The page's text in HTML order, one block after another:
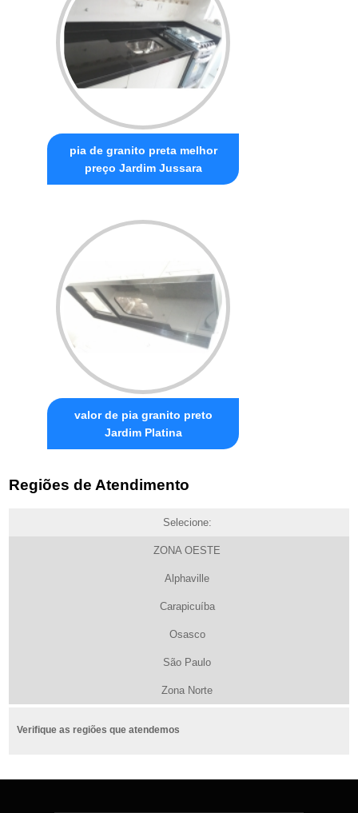
pia de granito preta melhor
preço Jardim Jussara
valor de pia granito preto
Jardim Platina
Regiões de Atendimento
Selecione:
ZONA OESTE
Alphaville
Carapicuíba
Osasco
São Paulo
Zona Norte
Verifique as regiões que atendemos